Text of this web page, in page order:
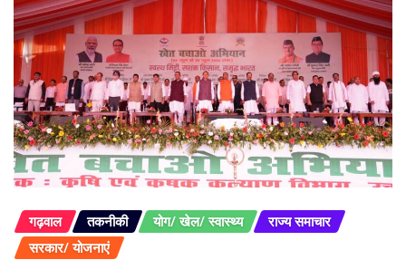
गढ़वाल तकनीकी योग/ खेल/ स्वास्थ्य
राज्य समाचार
सरकार/ योजनाएं